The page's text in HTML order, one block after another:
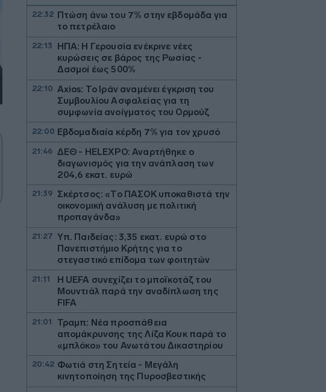
22:32
Πτώση άνω του 7% στην εβδομάδα για
το πετρέλαιο
22:13
ΗΠΑ: Η Γερουσία ενέκρινε νέες
κυρώσεις σε βάρος της Ρωσίας -
Δασμοί έως 500%
22:10 Axios: Το Ιράν αναμένει έγκριση του
Συμβουλίου Ασφαλείας για τη
συμφωνία ανοίγματος του Ορμούζ
22:00 Εβδομαδιαία κέρδη 7% για τον χρυσό
21:46
ΔΕΘ - HELEXPO: Αναρτήθηκε ο
διαγωνισμός για την ανάπλαση των
204,6 εκατ. ευρώ
21:39
Σκέρτσος: «Το ΠΑΣΟΚ υποκαθιστά την
οικονομική ανάλυση με πολιτική
προπαγάνδα»
21:27 Υπ. Παιδείας: 3,35 εκατ. ευρώ στο
Πανεπιστήμιο Κρήτης για το
στεγαστικό επίδομα των φοιτητών
21:11
Η UEFA συνεχίζει το μποϊκοτάζ του
Μουντιάλ παρά την αναδίπλωση της
FIFA
21:01
Τραμπ: Νέα προσπάθεια
απομάκρυνσης της Λίζα Κουκ παρά το
«μπλόκο» του Ανωτάτου Δικαστηρίου
20:42 Φωτιά στη Σητεία - Μεγάλη
κινητοποίηση της Πυροσβεστικής